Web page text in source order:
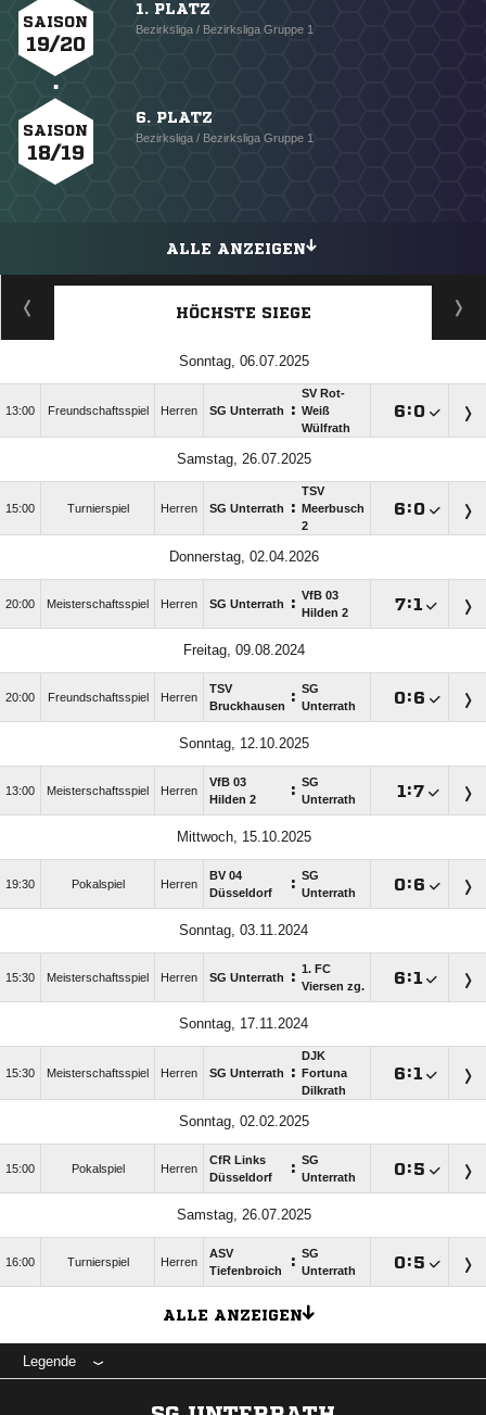
SAISON
19/20
1. PLATZ
Bezirksliga / Bezirksliga Gruppe 1
SAISON
18/19
6. PLATZ
Bezirksliga / Bezirksliga Gruppe 1
ALLE ANZEIGEN
HÖCHSTE SIEGE
Sonntag, 06.07.2025
13:00 Freundschaftsspiel Herren SG Unterrath :
SV Rot-
Weiß
Wülfrath
:
Samstag, 26.07.2025
15:00 Turnierspiel Herren SG Unterrath :
TSV
Meerbusch
2
:
Donnerstag, 02.04.2026
20:00 Meisterschaftsspiel Herren SG Unterrath : VfB 03
Hilden 2
:
Freitag, 09.08.2024
20:00 Freundschaftsspiel Herren
TSV
Bruckhausen : SG
Unterrath
:
Sonntag, 12.10.2025
13:00 Meisterschaftsspiel Herren
VfB 03
Hilden 2
: SG
Unterrath
:
Mittwoch, 15.10.2025
19:30 Pokalspiel Herren
BV 04
Düsseldorf
: SG
Unterrath
:
Sonntag, 03.11.2024
15:30 Meisterschaftsspiel Herren SG Unterrath : 1. FC
Viersen zg.
:
Sonntag, 17.11.2024
15:30 Meisterschaftsspiel Herren SG Unterrath :
DJK
Fortuna
Dilkrath
:
Sonntag, 02.02.2025
15:00 Pokalspiel Herren
CfR Links
Düsseldorf
: SG
Unterrath
:
Samstag, 26.07.2025
16:00 Turnierspiel Herren
ASV
Tiefenbroich
: SG
Unterrath
:
ALLE ANZEIGEN
Legende